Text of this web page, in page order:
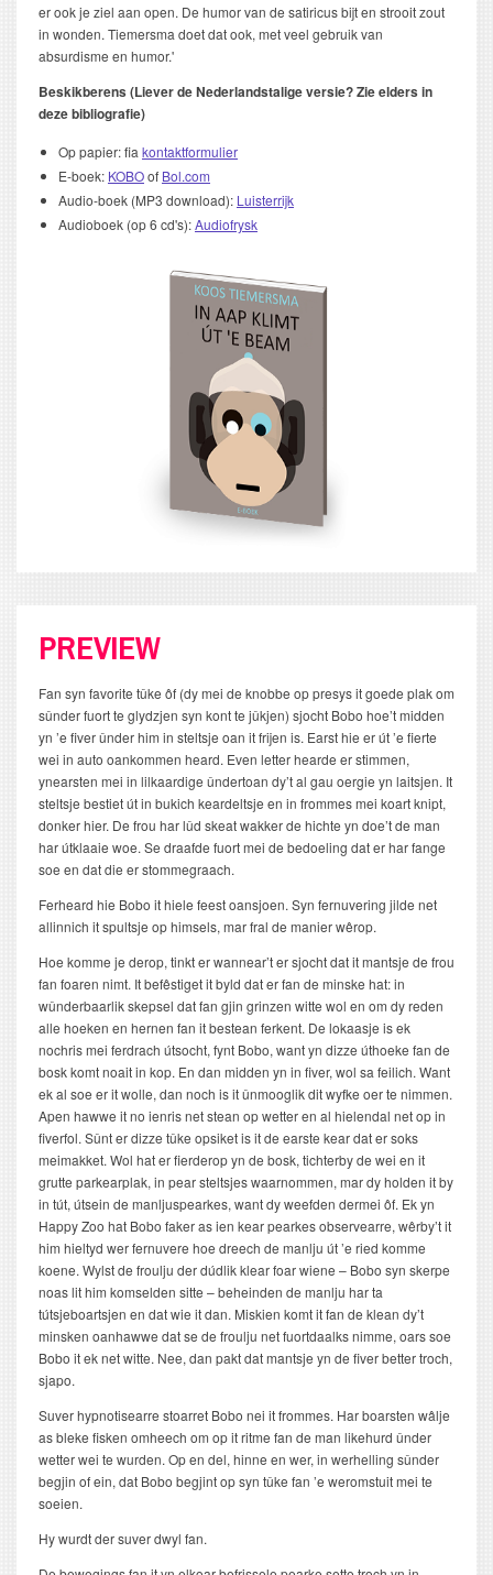
er ook je ziel aan open. De humor van de satiricus bijt en strooit zout
in wonden. Tiemersma doet dat ook, met veel gebruik van
absurdisme en humor.'
Beskikberens (Liever de Nederlandstalige versie? Zie elders in
deze bibliografie)
Op papier: fia kontaktformulier
E-boek: KOBOof Bol.com
Audio-boek (MP3 download): Luisterrijk
Audioboek (op 6 cd's):Audiofrysk
PREVIEW
Fan syn favorite tûke ôf (dy mei de knobbe op presys it goede plak om
sûnder fuort te glydzjen syn kont te jûkjen) sjocht Bobo hoe’t midden
yn ’e fiver ûnder him in steltsje oan it frijen is. Earst hie er út ’e fierte
wei in auto oankommen heard. Even letter hearde er stimmen,
ynearsten mei in lilkaardige ûndertoan dy’t al gau oergie yn laitsjen. It
steltsje bestiet út in bukich keardeltsje en in frommes mei koart knipt,
donker hier. De frou har lûd skeat wakker de hichte yn doe’t de man
har útklaaie woe. Se draafde fuort mei de bedoeling dat er har fange
soe en dat die er stommegraach.
Ferheard hie Bobo it hiele feest oansjoen. Syn fernuvering jilde net
allinnich it spultsje op himsels, mar fral de manier wêrop.
Hoe komme je derop, tinkt er wannear’t er sjocht dat it mantsje de frou
fan foaren nimt. It befêstiget it byld dat er fan de minske hat: in
wûnderbaarlik skepsel dat fan gjin grinzen witte wol en om dy reden
alle hoeken en hernen fan it bestean ferkent. De lokaasje is ek
nochris mei ferdrach útsocht, fynt Bobo, want yn dizze úthoeke fan de
bosk komt noait in kop. En dan midden yn in fiver, wol sa feilich. Want
ek al soe er it wolle, dan noch is it ûnmooglik dit wyfke oer te nimmen.
Apen hawwe it no ienris net stean op wetter en al hielendal net op in
fiverfol. Sûnt er dizze tûke opsiket is it de earste kear dat er soks
meimakket. Wol hat er fierderop yn de bosk, tichterby de wei en it
grutte parkearplak, in pear steltsjes waarnommen, mar dy holden it by
in tút, útsein de manljuspearkes, want dy weefden dermei ôf. Ek yn
Happy Zoo hat Bobo faker as ien kear pearkes observearre, wêrby’t it
him hieltyd wer fernuvere hoe dreech de manlju út ’e ried komme
koene. Wylst de froulju der dúdlik klear foar wiene – Bobo syn skerpe
noas lit him komselden sitte – beheinden de manlju har ta
tútsjeboartsjen en dat wie it dan. Miskien komt it fan de klean dy’t
minsken oanhawwe dat se de froulju net fuortdaalks nimme, oars soe
Bobo it ek net witte. Nee, dan pakt dat mantsje yn de fiver better troch,
sjapo.
Suver hypnotisearre stoarret Bobo nei it frommes. Har boarsten wâlje
as bleke fisken omheech om op it ritme fan de man likehurd ûnder
wetter wei te wurden. Op en del, hinne en wer, in werhelling sûnder
begjin of ein, dat Bobo begjint op syn tûke fan ’e weromstuit mei te
soeien.
Hy wurdt der suver dwyl fan.